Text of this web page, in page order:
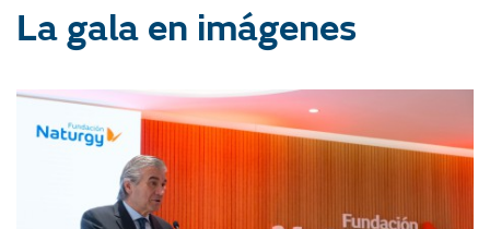
La gala en imágenes